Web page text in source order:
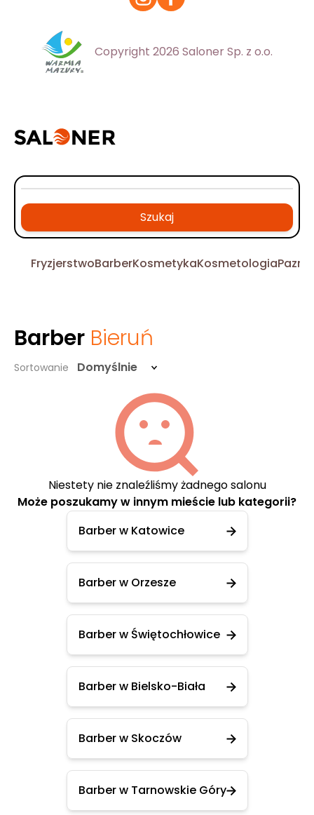
Copyright 2026 Saloner Sp. z o.o.
Szukaj
FryzjerstwoBarberKosmetykaKosmetologia
Barber Bieruń
Sortowanie Domyślnie
Niestety nie znaleźliśmy żadnego salonu
Może poszukamy w innym mieście lub kategorii?
Barber w Katowice
Barber w Orzesze
Barber w Świętochłowice
Barber w Bielsko-Biała
Barber w Skoczów
Barber w Tarnowskie Góry